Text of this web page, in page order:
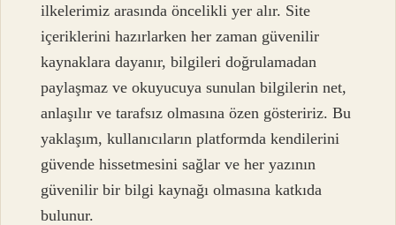
ilkelerimiz arasında öncelikli yer alır. Site
içeriklerini hazırlarken her zaman güvenilir
kaynaklara dayanır, bilgileri doğrulamadan
paylaşmaz ve okuyucuya sunulan bilgilerin net,
anlaşılır ve tarafsız olmasına özen gösteririz. Bu
yaklaşım, kullanıcıların platformda kendilerini
güvende hissetmesini sağlar ve her yazının
güvenilir bir bilgi kaynağı olmasına katkıda
bulunur.